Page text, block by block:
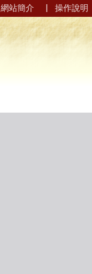
網站簡介 | 操作說明